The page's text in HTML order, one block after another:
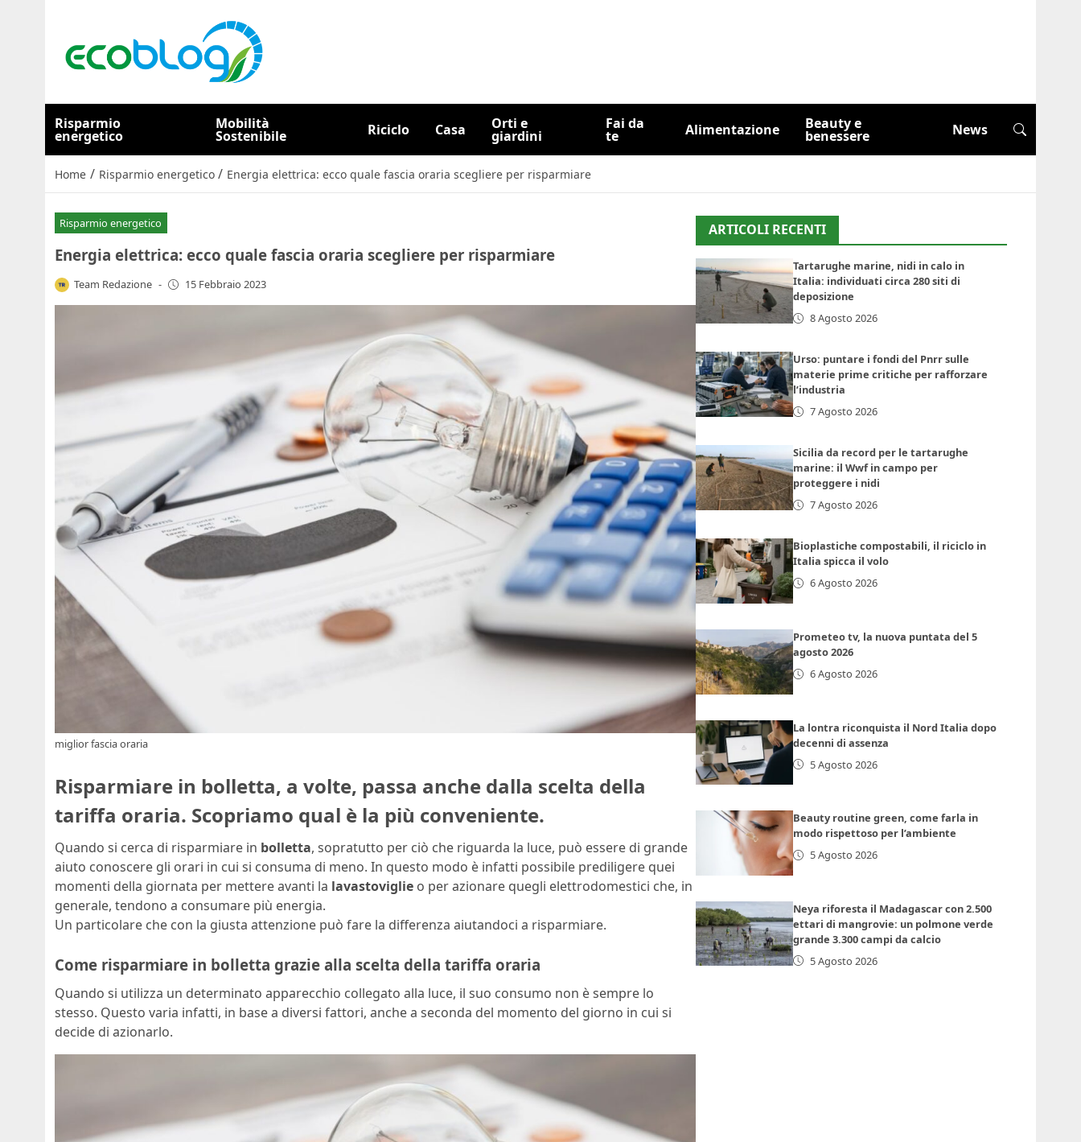
Risparmio
energetico
Mobilità
Sostenibile Riciclo Casa Orti e
giardini
Fai da
te Alimentazione Beauty e
benessere News
Home / Risparmio energetico / Energia elettrica: ecco quale fascia oraria scegliere per risparmiare
Risparmio energetico
Energia elettrica: ecco quale fascia oraria scegliere per risparmiare
Team Redazione - 15 Febbraio 2023
miglior fascia oraria
Risparmiare in bolletta, a volte, passa anche dalla scelta della
tariffa oraria. Scopriamo qual è la più conveniente.
Quando si cerca di risparmiare in bolletta, sopratutto per ciò che riguarda la luce, può essere di grande
aiuto conoscere gli orari in cui si consuma di meno. In questo modo è infatti possibile prediligere quei
momenti della giornata per mettere avanti la lavastoviglie o per azionare quegli elettrodomestici che, in
generale, tendono a consumare più energia.
Un particolare che con la giusta attenzione può fare la differenza aiutandoci a risparmiare.
Come risparmiare in bolletta grazie alla scelta della tariffa oraria
Quando si utilizza un determinato apparecchio collegato alla luce, il suo consumo non è sempre lo
stesso. Questo varia infatti, in base a diversi fattori, anche a seconda del momento del giorno in cui si
decide di azionarlo.
ARTICOLI RECENTI
Tartarughe marine, nidi in calo in
Italia: individuati circa 280 siti di
deposizione
8 Agosto 2026
Urso: puntare i fondi del Pnrr sulle
materie prime critiche per rafforzare
l’industria
7 Agosto 2026
Sicilia da record per le tartarughe
marine: il Wwf in campo per
proteggere i nidi
7 Agosto 2026
Bioplastiche compostabili, il riciclo in
Italia spicca il volo
6 Agosto 2026
Prometeo tv, la nuova puntata del 5
agosto 2026
6 Agosto 2026
La lontra riconquista il Nord Italia dopo
decenni di assenza
5 Agosto 2026
Beauty routine green, come farla in
modo rispettoso per l’ambiente
5 Agosto 2026
Neya riforesta il Madagascar con 2.500
ettari di mangrovie: un polmone verde
grande 3.300 campi da calcio
5 Agosto 2026